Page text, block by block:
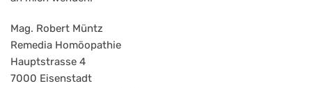
Mag. Robert Müntz
Remedia Homöopathie
Hauptstrasse 4
7000 Eisenstadt